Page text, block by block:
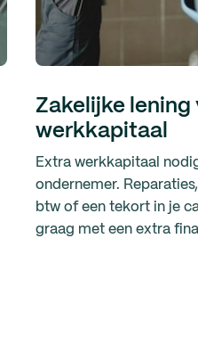
Zakelijke lening
werkkapitaal
Extra werkkapitaal
ondernemer.
btw of een tekort in je
graag met een extra